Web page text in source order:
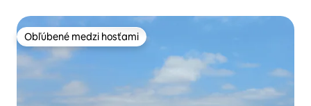
Obľúbené medzi hosťami
Obľúbené medzi hosťami